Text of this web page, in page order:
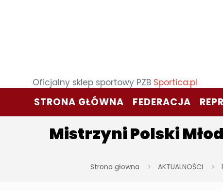
Oficjalny sklep sportowy PZB Sportica.pl
STRONA GŁÓWNA FEDERACJA
Mistrzyni Polski
Strona głowna AKTUALNOŚCI